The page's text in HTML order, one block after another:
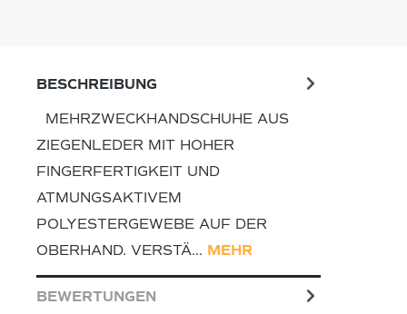
BESCHREIBUNG
MEHRZWECKHANDSCHUHE AUS
ZIEGENLEDER MIT HOHER
FINGERFERTIGKEIT UND
ATMUNGSAKTIVEM
POLYESTERGEWEBE AUF DER
OBERHAND. VERSTÄ… MEHR
BEWERTUNGEN